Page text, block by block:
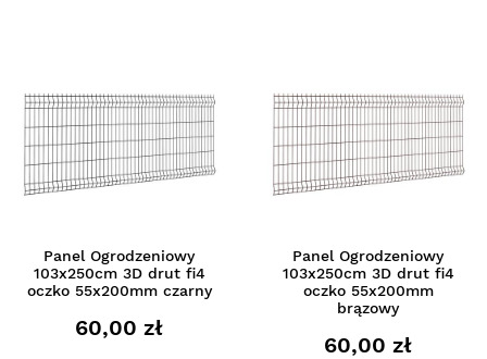
Panel Ogrodzeniowy
103x250cm 3D drut fi4
oczko 55x200mm czarny
60,00 zł
Panel Ogrodzeniowy
103x250cm 3D drut fi4
oczko 55x200mm
brązowy
60,00 zł